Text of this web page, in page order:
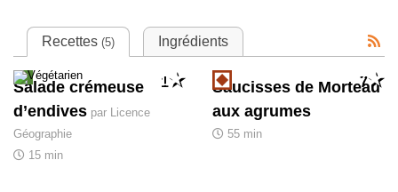
Recettes (5) Ingrédients
Salade crémeuse
d’endives par Licence
Géographie
15 min
1
Saucisses de Morteau
aux agrumes
55 min
7